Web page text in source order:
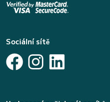
Sociální sítě